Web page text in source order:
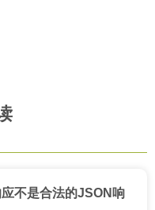
不是合法的JSON响